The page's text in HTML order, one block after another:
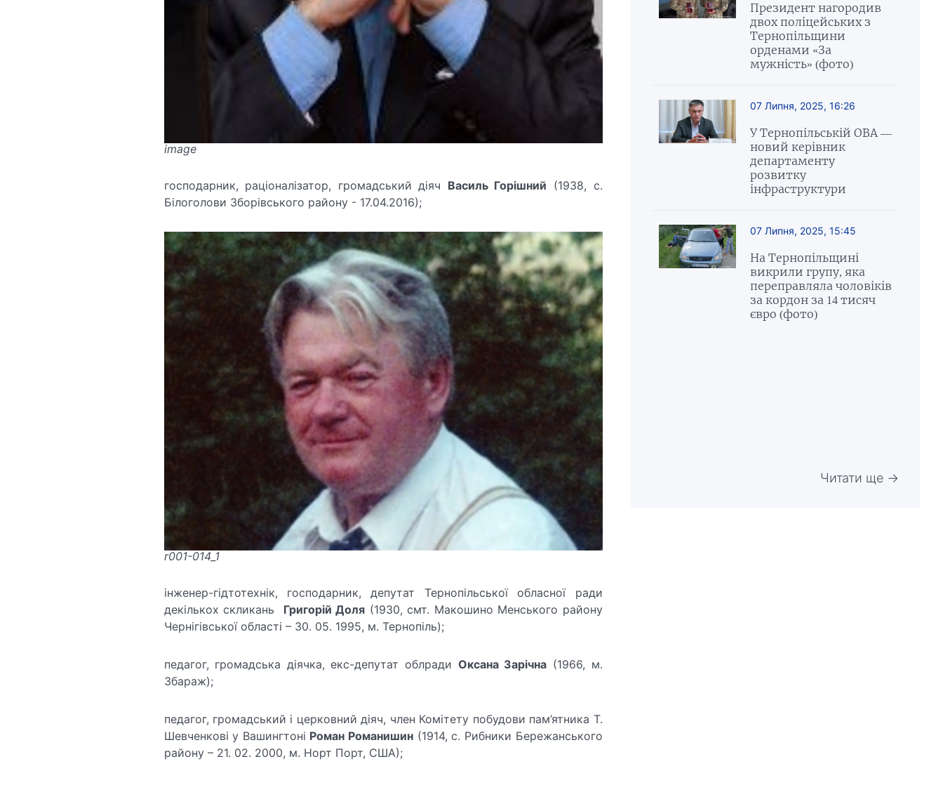
image
господарник, раціоналізатор, громадський діяч Василь Горішний (1938, с.
Білоголови Зборівського району - 17.04.2016);
r001-014_1
інженер-гідтотехнік, господарник, депутат Тернопільської обласної ради
декількох скликань Григорій Доля (1930, смт. Макошино Менського району
Чернігівської області – 30. 05. 1995, м. Тернопіль);
педагог, громадська діячка, екс-депутат облради Оксана Зарічна (1966, м.
Збараж);
педагог, громадський і церковний діяч, член Комітету побудови пам’ятника Т.
Шевченкові у Вашингтоні Роман Романишин (1914, с. Рибники Бережанського
району – 21. 02. 2000, м. Норт Порт, США);
Президент нагородив
двох поліцейських з
Тернопільщини
орденами «За
мужність» (фото)
07 Липня, 2025, 16:26
У Тернопільській ОВА —
новий керівник
департаменту
розвитку
інфраструктури
07 Липня, 2025, 15:45
На Тернопільщині
викрили групу, яка
переправляла чоловіків
за кордон за 14 тисяч
євро (фото)
Читати ще →